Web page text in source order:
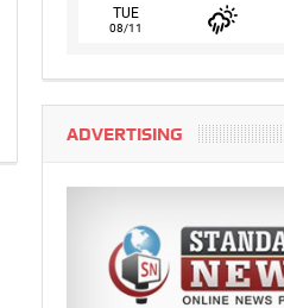
TUE
08/11
ADVERTISING